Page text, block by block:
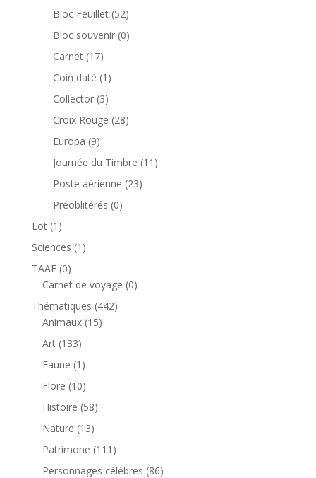
produits
Bloc Feuillet 5252
produits
Bloc souvenir 00
Carnet 1717
produits
Coin daté 1 1
produit
Collector 33
produits
Croix Rouge 2828
Europa 99
produits
Journée du Timbre 11 11
Poste aérienne 2323
Préoblitérés 00
Lot 1 1
produit
Sciences 1 1
TAAF 00
produit
Carnet de voyage 00
Thématiques 442442
Animaux 1515
Art 133133
produits
Faune 1 1
produit
Flore 1010
produits
Histoire 5858
Nature 1313
produits
Patrimone 111 111
produits
Personnages célèbres 8686